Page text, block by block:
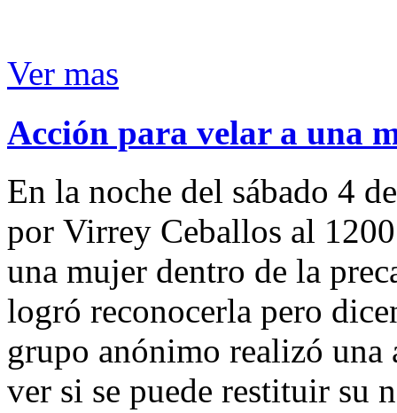
Ver mas
Acción para velar a una
En la noche del sábado 4
por Virrey Ceballos al
una mujer dentro de la
logró reconocerla pero
grupo anónimo realizó
ver si se puede restituir su